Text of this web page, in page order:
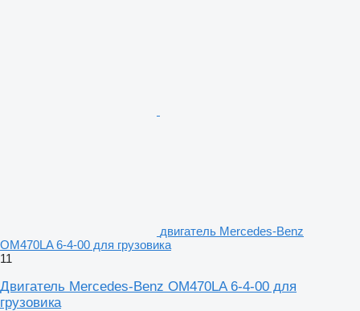
двигатель Mercedes-Benz
OM470LA 6-4-00 для грузовика
11
Двигатель Mercedes-Benz OM470LA 6-4-00 для
грузовика